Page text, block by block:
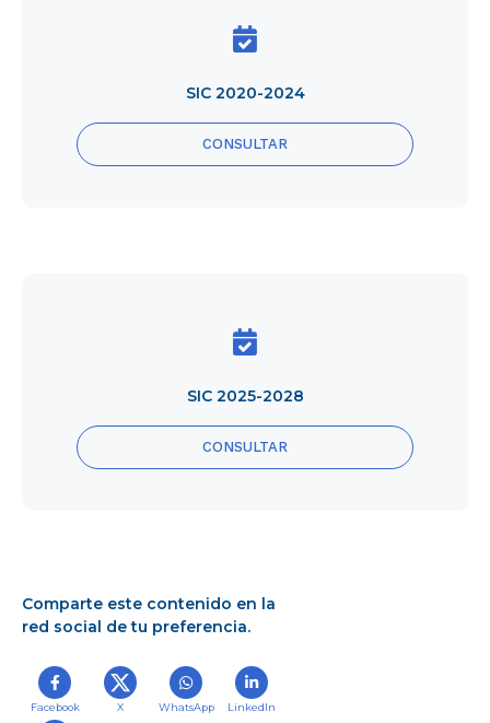
SIC 2020-2024
CONSULTAR
SIC 2025-2028
CONSULTAR
Comparte este contenido en la
red social de tu preferencia.
Facebook X WhatsApp LinkedIn